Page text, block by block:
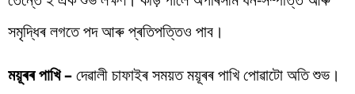
সমৃদ্ধিৰ লগতে পদ আৰু প্ৰতিপত্তিও পাব।
ময়ূৰৰ পাখি –দেৱালী চাফাইৰ সময়ত ময়ূৰৰ পাখি পোৱাটো অতি শুভ।